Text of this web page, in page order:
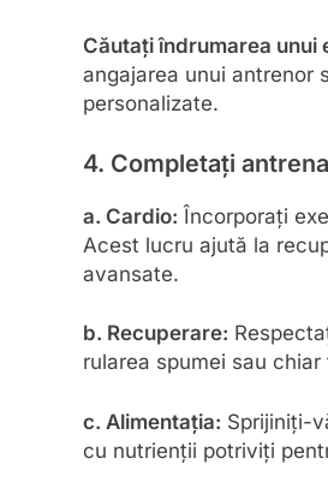
Căutați îndrumarea unui
angajarea unui antrenor
personalizate.
4. Completați
a. Cardio: Încorporați
Acest lucru ajută la
avansate.
b. Recuperare:
rularea spumei sau
c. Alimentația: Sprijiniți-
cu nutrienții potriviți